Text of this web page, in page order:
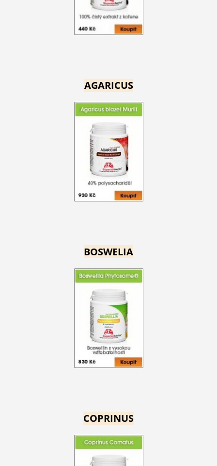
AGARICUS
BOSWELIA
COPRINUS